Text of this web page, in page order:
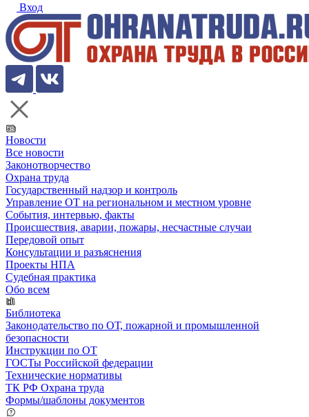
Вход
Новости
Все новости
Законотворчество
Охрана труда
Государственный надзор и контроль
Управление ОТ на региональном и местном уровне
События, интервью, факты
Происшествия, аварии, пожары, несчастные случаи
Передовой опыт
Консультации и разъяснения
Проекты НПА
Судебная практика
Обо всем
Библиотека
Законодательство по ОТ, пожарной и промышленной
безопасности
Инструкции по ОТ
ГОСТы Российской федерации
Технические нормативы
ТК РФ Охрана труда
Формы/шаблоны документов